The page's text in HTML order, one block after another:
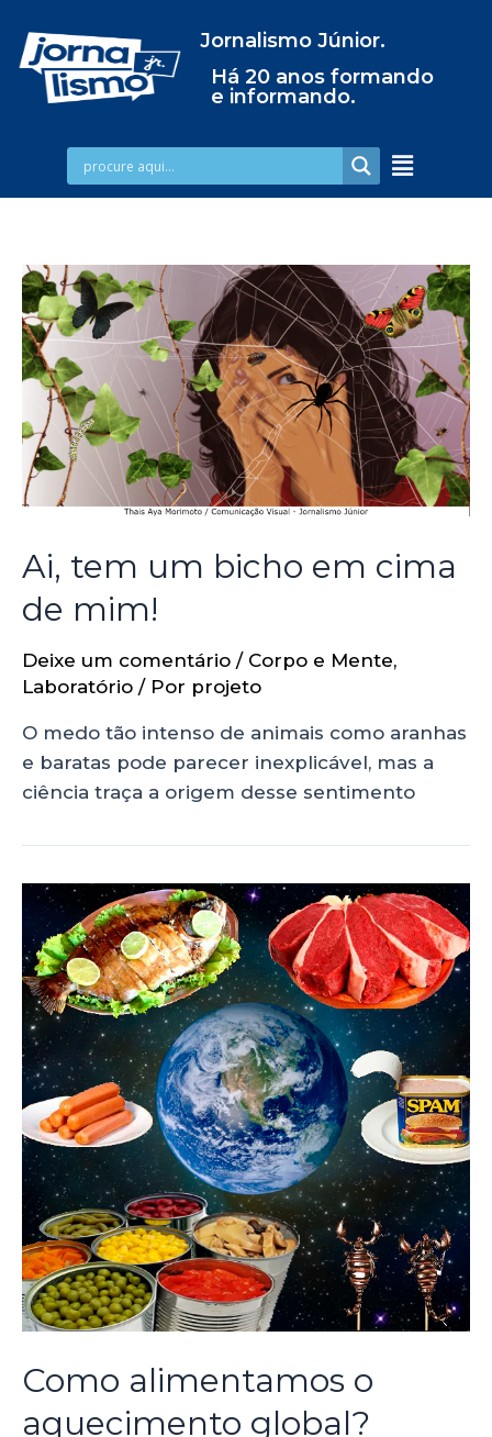
Jornalismo Júnior.
Há 20 anos formando
e informando.
Ai, tem um bicho em cima
de mim!
Deixe um comentário / Corpo e Mente,
Laboratório / Por projeto
O medo tão intenso de animais como aranhas
e baratas pode parecer inexplicável, mas a
ciência traça a origem desse sentimento
Como alimentamos o
aquecimento global?